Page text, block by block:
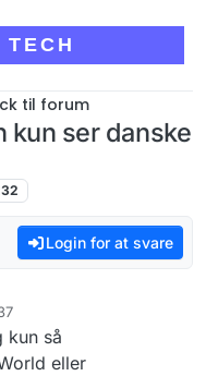
til forum
kun ser danske
Login for at svare
kun så
eller